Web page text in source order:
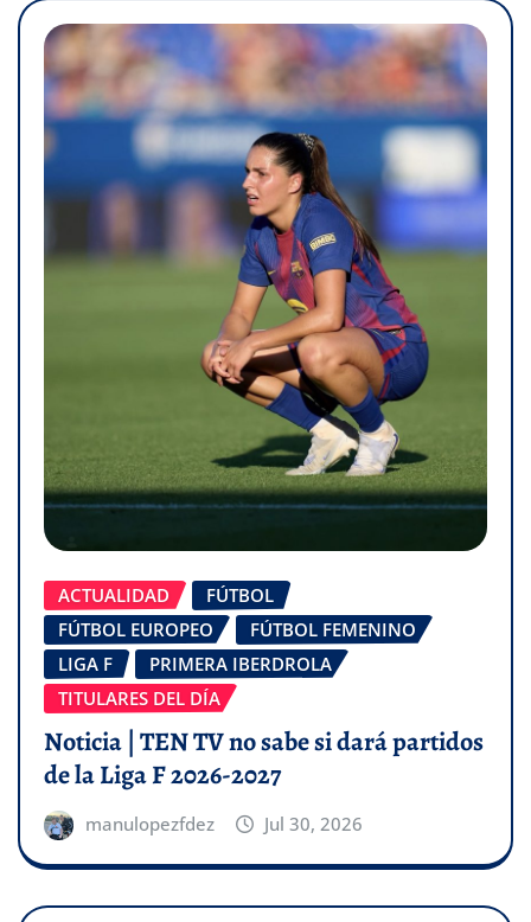
ACTUALIDAD
FÚTBOL
FÚTBOL EUROPEO
FÚTBOL FEMENINO
LIGA F
PRIMERA IBERDROLA
TITULARES DEL DÍA
Noticia | TEN TV no sabe si dará partidos
de la Liga F 2026-2027
manulopezfdez Jul 30, 2026